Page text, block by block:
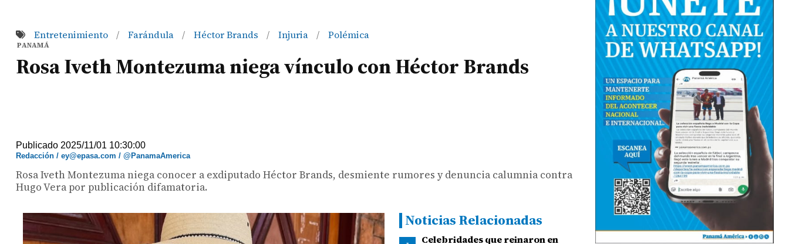
Entretenimiento / Farándula / Héctor Brands / Injuria / Polémica
PANAMÁ
Rosa Iveth Montezuma niega vínculo con Héctor Brands
Publicado 2025/11/01 10:30:00
Redacción / ey@epasa.com / @PanamaAmerica
Rosa Iveth Montezuma niega conocer a exdiputado Héctor Brands, desmiente rumores y denuncia calumnia contra
Hugo Vera por publicación difamatoria.
Noticias Relacionadas
Celebridades que reinaron en